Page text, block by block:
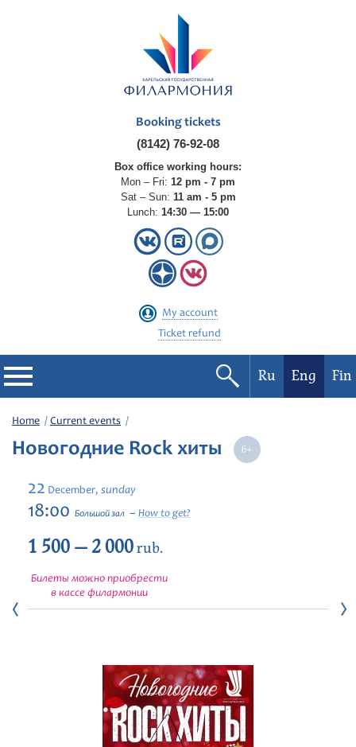
Booking tickets
(8142) 76-92-08
Box office working hours:
Mon – Fri: 12 pm - 7 pm
Sat – Sun: 11 am - 5 pm
Lunch: 14:30 — 15:00
My account
Ticket refund
Philharmonic
Current events
Festivals
Ru Eng Fin
Home Current events
Новогодние Rock хиты
22 December, sunday
18:00 Большой зал How to get?
1 500 — 2 000rub.
Билеты можно приобрести
в кассе филармонии